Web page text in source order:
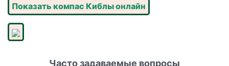
Показать компас Киблы онлайн
Часто задаваемые вопросы